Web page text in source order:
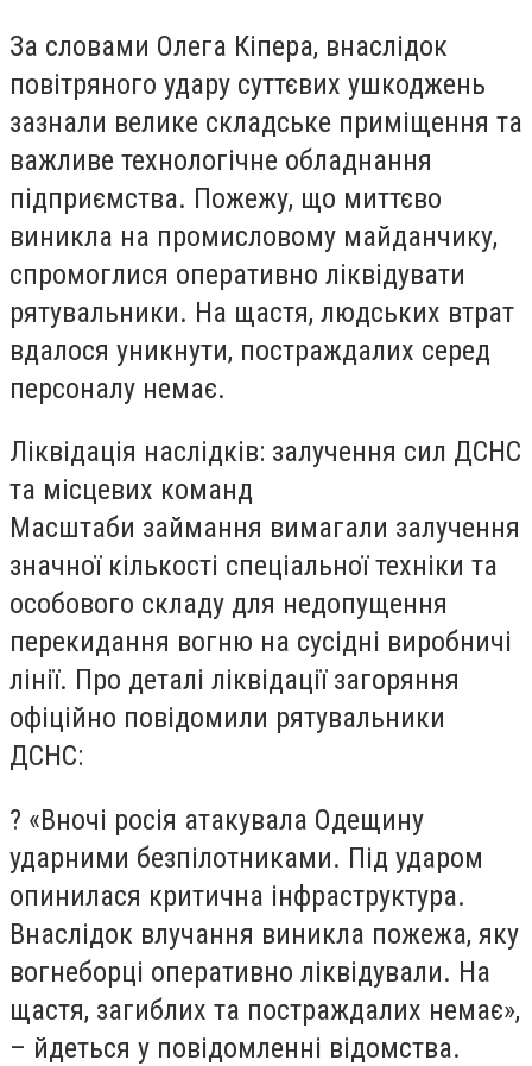
За словами Олега Кіпера, внаслідок
повітряного удару суттєвих ушкоджень
зазнали велике складське приміщення та
важливе технологічне обладнання
підприємства. Пожежу, що миттєво
виникла на промисловому майданчику,
спромоглися оперативно ліквідувати
рятувальники. На щастя, людських втрат
вдалося уникнути, постраждалих серед
персоналу немає.
Ліквідація наслідків: залучення сил ДСНС
та місцевих команд
Масштаби займання вимагали залучення
значної кількості спеціальної техніки та
особового складу для недопущення
перекидання вогню на сусідні виробничі
лінії. Про деталі ліквідації загоряння
офіційно повідомили рятувальники
ДСНС:
? «Вночі росія атакувала Одещину
ударними безпілотниками. Під ударом
опинилася критична інфраструктура.
Внаслідок влучання виникла пожежа, яку
вогнеборці оперативно ліквідували. На
щастя, загиблих та постраждалих немає»,
– йдеться у повідомленні відомства.